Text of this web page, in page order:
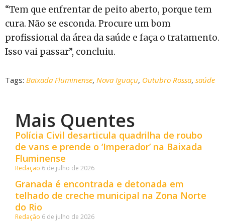
“Tem que enfrentar de peito aberto, porque tem
cura. Não se esconda. Procure um bom
profissional da área da saúde e faça o tratamento.
Isso vai passar”, concluiu.
Tags: Baixada Fluminense, Nova Iguaçu, Outubro Rossa, saúde
Mais Quentes
Polícia Civil desarticula quadrilha de roubo
de vans e prende o ‘Imperador’ na Baixada
Fluminense
Redação 6 de julho de 2026
Granada é encontrada e detonada em
telhado de creche municipal na Zona Norte
do Rio
Redação 6 de julho de 2026